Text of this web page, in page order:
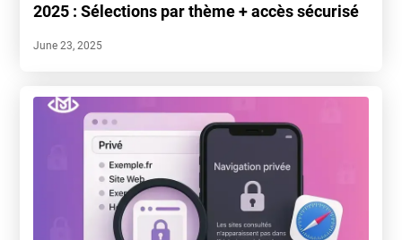
2025 : Sélections par thème + accès sécurisé
June 23, 2025